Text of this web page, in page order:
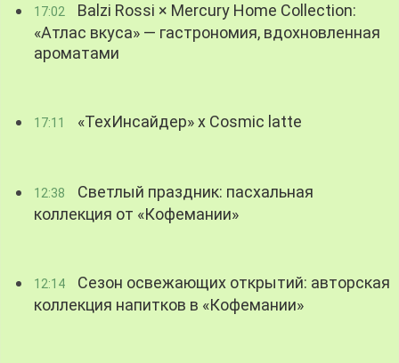
17:02
Balzi Rossi × Mercury Home Collection:
«Атлас вкуса» — гастрономия, вдохновленная
ароматами
17:11 «ТехИнсайдер» х Cosmic latte
12:38
Светлый праздник: пасхальная
коллекция от «Кофемании»
12:14
Сезон освежающих открытий: авторская
коллекция напитков в «Кофемании»